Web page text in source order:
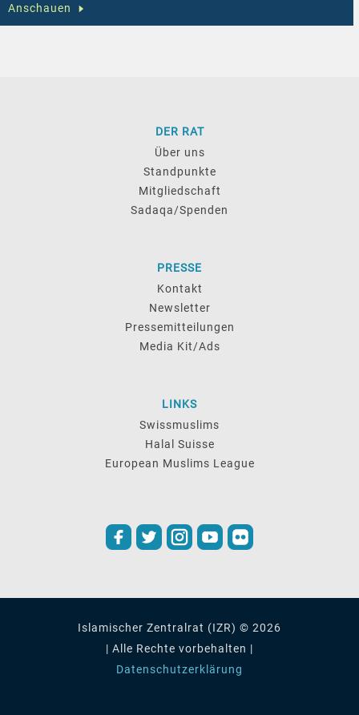
Anschauen
DER RAT
Über uns
Standpunkte
Mitgliedschaft
Sadaqa/Spenden
PRESSE
Kontakt
Newsletter
Pressemitteilungen
Media Kit/Ads
LINKS
Swissmuslims
Halal Suisse
European Muslims League
Islamischer Zentralrat (IZR) © 2026
| Alle Rechte vorbehalten |
Datenschutzerklärung